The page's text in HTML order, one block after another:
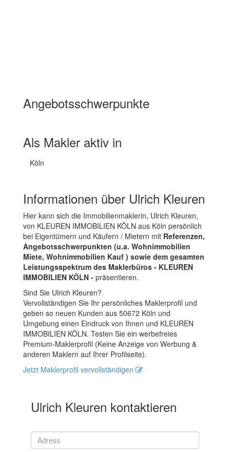
Angebotsschwerpunkte
Als Makler aktiv in
Köln
Informationen über Ulrich Kleuren
Hier kann sich die Immobilienmaklerin, Ulrich Kleuren,
von KLEUREN IMMOBILIEN KÖLN aus Köln persönlich
bei Eigentümern und Käufern / Mietern mit Referenzen,
Angebotsschwerpunkten (u.a. Wohnimmobilien
Miete, Wohnimmobilien Kauf ) sowie dem gesamten
Leistungsspektrum des Maklerbüros - KLEUREN
IMMOBILIEN KÖLN - präsentieren.
Sind Sie Ulrich Kleuren?
Vervollständigen Sie Ihr persönliches Maklerprofil und
geben so neuen Kunden aus 50672 Köln und
Umgebung einen Eindruck von Ihnen und KLEUREN
IMMOBILIEN KÖLN. Testen Sie ein werbefreies
Premium-Maklerprofil (Keine Anzeige von Werbung &
anderen Maklern auf Ihrer Profilseite).
Jetzt Maklerprofil vervollständigen
Ulrich Kleuren kontaktieren